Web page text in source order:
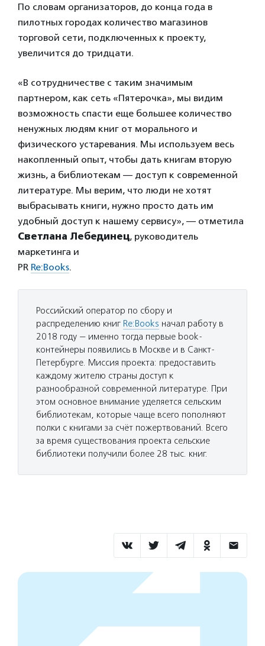
По словам организаторов, до конца года в
пилотных городах количество магазинов
торговой сети, подключенных к проекту,
увеличится до тридцати.
«В сотрудничестве с таким значимым
партнером, как сеть «Пятерочка», мы видим
возможность спасти еще большее количество
ненужных людям книг от морального и
физического устаревания. Мы используем весь
накопленный опыт, чтобы дать книгам вторую
жизнь, а библиотекам — доступ к современной
литературе. Мы верим, что люди не хотят
выбрасывать книги, нужно просто дать им
удобный доступ к нашему сервису», — отметила
Светлана Лебединец, руководитель
маркетинга и
PR Re:Books.
Российский оператор по сбору и
распределению книг Re:Books начал работу в
2018 году — именно тогда первые book-
контейнеры появились в Москве и в Санкт-
Петербурге. Миссия проекта: предоставить
каждому жителю страны доступ к
разнообразной современной литературе. При
этом основное внимание уделяется сельским
библиотекам, которые чаще всего пополняют
полки с книгами за счёт пожертвований. Всего
за время существования проекта сельские
библиотеки получили более 28 тыс. книг.